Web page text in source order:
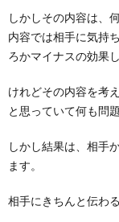
しかしその内容は、
内容では相手に気持
ろかマイナスの効果
けれどその内容を考
と思っていて何も問
しかし結果は、相手
ます。
相手にきちんと伝わ